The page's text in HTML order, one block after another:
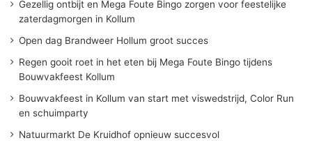
Gezellig ontbijt en Mega Foute Bingo zorgen voor feestelijke
zaterdagmorgen in Kollum
Open dag Brandweer Hollum groot succes
Regen gooit roet in het eten bij Mega Foute Bingo tijdens
Bouwvakfeest Kollum
Bouwvakfeest in Kollum van start met viswedstrijd, Color Run
en schuimparty
Natuurmarkt De Kruidhof opnieuw succesvol